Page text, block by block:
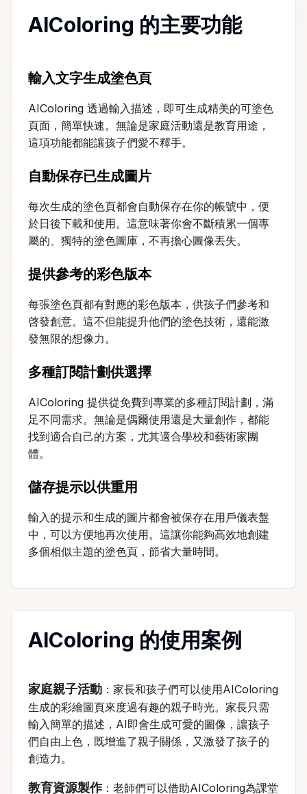
AIColoring 的主要功能
輸入文字生成塗色頁
AIColoring 透過輸入描述，即可生成精美的可塗色
頁面，簡單快速。無論是家庭活動還是教育用途，
這項功能都能讓孩子們愛不釋手。
自動保存已生成圖片
每次生成的塗色頁都會自動保存在你的帳號中，便
於日後下載和使用。這意味著你會不斷積累一個專
屬的、獨特的塗色圖庫，不再擔心圖像丟失。
提供參考的彩色版本
每張塗色頁都有對應的彩色版本，供孩子們參考和
啓發創意。這不但能提升他們的塗色技術，還能激
發無限的想像力。
多種訂閱計劃供選擇
AIColoring 提供從免費到專業的多種訂閱計劃，滿
足不同需求。無論是偶爾使用還是大量創作，都能
找到適合自己的方案，尤其適合學校和藝術家團
體。
儲存提示以供重用
輸入的提示和生成的圖片都會被保存在用戶儀表盤
中，可以方便地再次使用。這讓你能夠高效地創建
多個相似主題的塗色頁，節省大量時間。
AIColoring 的使用案例
家庭親子活動 ：家長和孩子們可以使用AIColoring
生成的彩繪圖頁來度過有趣的親子時光。家長只需
輸入簡單的描述，AI即會生成可愛的圖像，讓孩子
們自由上色，既增進了親子關係，又激發了孩子的
創造力。
教育資源製作：老師們可以借助AIColoring為課堂